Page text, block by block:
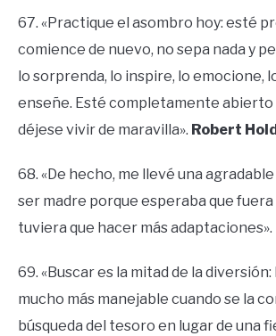
67. «Practique el asombro hoy: esté
comience de nuevo, no sepa nada y
lo sorprenda, lo inspire, lo emocione,
enseñe. Esté completamente abierto
déjese vivir de maravilla». Robert
68. «De hecho, me llevé una
ser madre porque esperaba que fuera
tuviera que hacer más adaptaciones».
69. «Buscar es la mitad de la diversión:
mucho más manejable cuando se la
búsqueda del tesoro en lugar de una